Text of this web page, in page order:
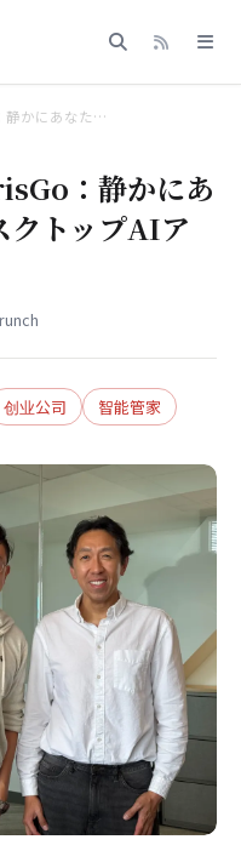
静かにあなた…
：静かにあ
クトップAIア
创业公司 智能管家